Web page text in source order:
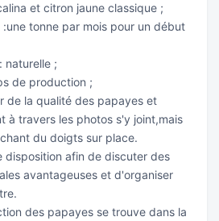
et citron jaune classique ;
tonne par mois pour un début
naturelle ;
de production ;
de la qualité des papayes et
à travers les photos s'y joint,mais
du doigts sur place.
disposition afin de discuter des
avantageuses et d'organiser
des papayes se trouve dans la